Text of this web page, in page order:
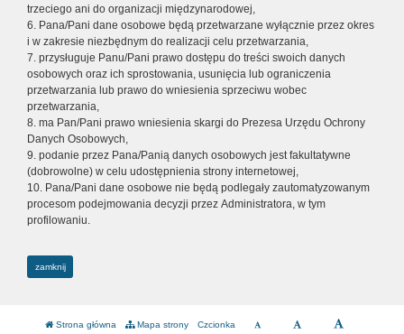
trzeciego ani do organizacji międzynarodowej,
6. Pana/Pani dane osobowe będą przetwarzane wyłącznie przez okres
i w zakresie niezbędnym do realizacji celu przetwarzania,
7. przysługuje Panu/Pani prawo dostępu do treści swoich danych
osobowych oraz ich sprostowania, usunięcia lub ograniczenia
przetwarzania lub prawo do wniesienia sprzeciwu wobec
przetwarzania,
8. ma Pan/Pani prawo wniesienia skargi do Prezesa Urzędu Ochrony
Danych Osobowych,
9. podanie przez Pana/Panią danych osobowych jest fakultatywne
(dobrowolne) w celu udostępnienia strony internetowej,
10. Pana/Pani dane osobowe nie będą podlegały zautomatyzowanym
procesom podejmowania decyzji przez Administratora, w tym
profilowaniu.
zamknij
Strona główna Mapa strony Czcionka